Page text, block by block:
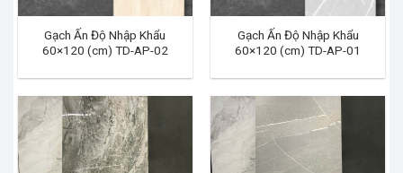
Gạch Ấn Độ Nhập Khẩu
60×120 (cm) TD-AP-02
Gạch Ấn Độ Nhập Khẩu
60×120 (cm) TD-AP-01